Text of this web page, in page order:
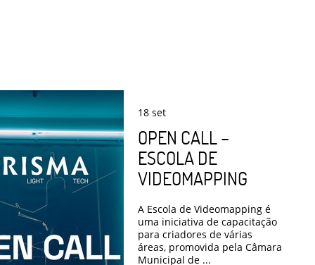
18 set
OPEN CALL –
ESCOLA DE
VIDEOMAPPING
A Escola de Videomapping é
uma iniciativa de capacitação
para criadores de várias
áreas, promovida pela Câmara
Municipal de ...